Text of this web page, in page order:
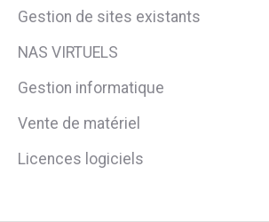
Gestion de sites existants
NAS VIRTUELS
Gestion informatique
Vente de matériel
Licences logiciels